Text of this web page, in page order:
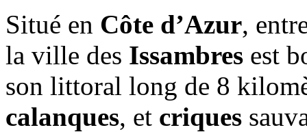
Situé en Côte d’Azur,
la ville des Issambres est
son littoral long de 8
calanques, et criques